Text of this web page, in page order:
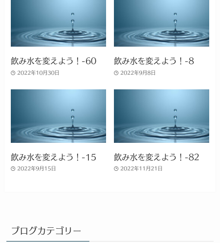
飲み水を変えよう！-60
2022年10月30日
飲み水を変えよう！-8
2022年9月8日
飲み水を変えよう！-15
2022年9月15日
飲み水を変えよう！-82
2022年11月21日
ブログカテゴリー